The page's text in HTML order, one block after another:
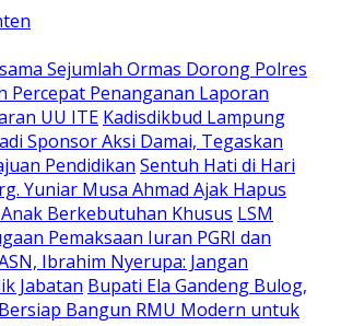
Sejumlah Ormas Dorong Polres
Percepat Penanganan Laporan
UU ITE Kadisdikbud Lampung
Sponsor Aksi Damai, Tegaskan
Pendidikan Sentuh Hati di Hari
Yuniar Musa Ahmad Ajak Hapus
Berkebutuhan Khusus LSM
Pemaksaan Iuran PGRI dan
Ibrahim Nyerupa: Jangan
Jabatan Bupati Ela Gandeng Bulog,
Bangun RMU Modern untuk